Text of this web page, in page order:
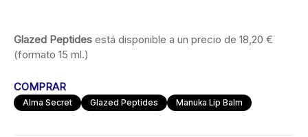
Glazed Peptides está disponible a un precio de 18,20 €
(formato 15 ml.)
COMPRAR
Alma Secret Glazed Peptides Manuka Lip Balm